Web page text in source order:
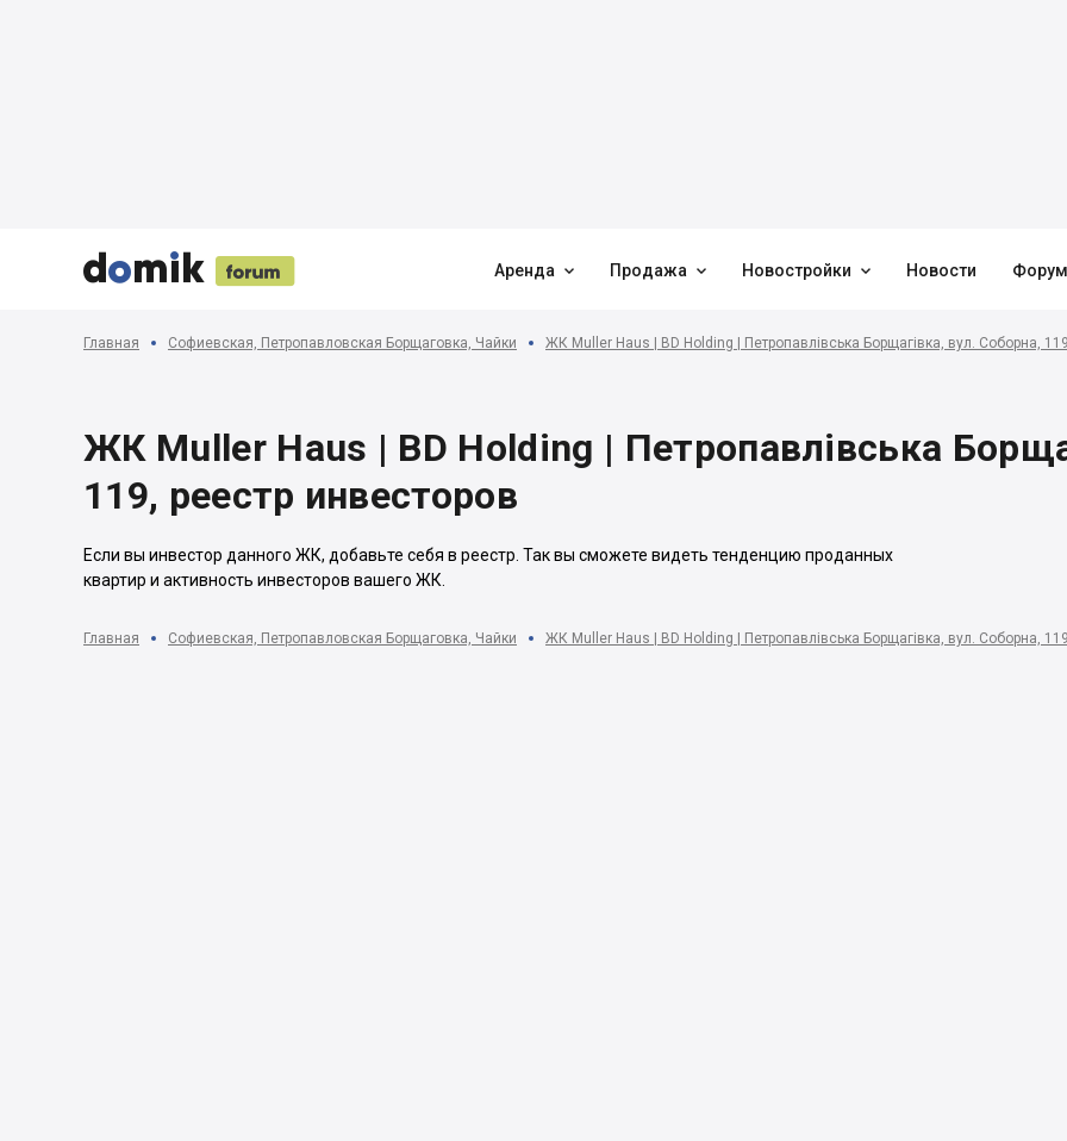


 
 Аренда  Продажа  Новостройки  Новости Форум
Главная Софиевская, Петропавловская Борщаговка, Чайки ЖК Muller Haus | BD Holding | Петропавлівська Борщагівка, вул. Соборна, 119
ЖК Muller Haus | BD Holding | Петропавлівська
119, реестр инвесторов
Если вы инвестор данного ЖК, добавьте себя в реестр. Так вы сможете видеть тенденцию проданных
квартир и активность инвесторов вашего ЖК.
Главная Софиевская, Петропавловская Борщаговка, Чайки ЖК Muller Haus | BD Holding | Петропавлівська Борщагівка, вул. Соборна, 119